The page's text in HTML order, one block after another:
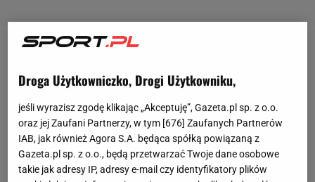
Lewandowskiego, który na początku miesiąca
Pierwsze diagnozy sugerowały, że Polak może nie
zagrać także w El Clasico. W Barcelonie trwała
walka z czasem, która zakończyła się sukcesem. W
piątek okazało się, że napastnik będzie do
Droga Użytkowniczko, Drogi Użytkowniku,
jeśli wyrazisz zgodę klikając „Akceptuję”, Gazeta.pl sp. z o.o.
oraz jej Zaufani Partnerzy, w tym [676] Zaufanych Partnerów
IAB, jak również Agora S.A. będąca spółką powiązaną z
Gazeta.pl sp. z o.o., będą przetwarzać Twoje dane osobowe
takie jak adresy IP, adresy e-mail czy identyfikatory plików